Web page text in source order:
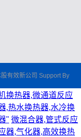
有效新公司 Support By
换热器,微通道反应
,热水换热器,水冷换
" 微混合器,管式反应
器,气化器,高效换热